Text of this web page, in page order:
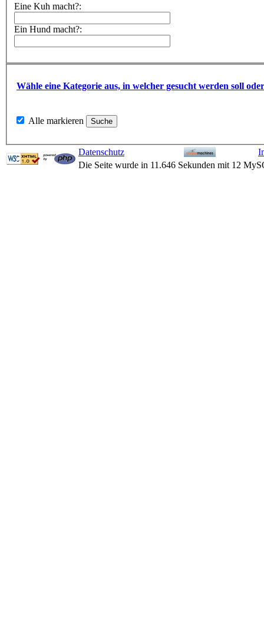
Eine Kuh macht?:
Ein Hund macht?:
Wähle eine Kategorie aus, in welcher gesucht werden soll
Alle markieren
Datenschutz
Die Seite wurde in 11.646 Sekunden mit 12